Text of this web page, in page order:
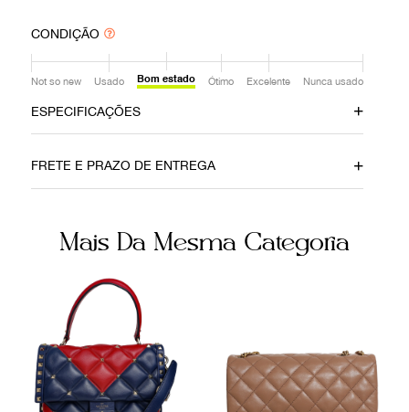
CONDIÇÃO
Not so new Usado Bom estado Ótimo Excelente Nunca usado
ESPECIFICAÇÕES
Couro Azul
Zíper Dustbag
Bolsos internos
FRETE E PRAZO DE ENTREGA
Mais Da Mesma Categoria